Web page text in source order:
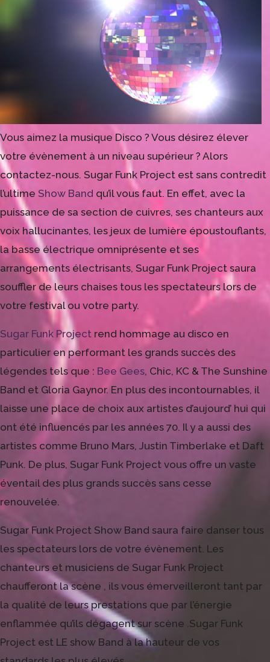
Vous aimez la musique Disco ? Vous désirez élever
votre évènement à un niveau supérieur ? Alors
contactez-nous. Sugar Funk Project est sans contredit
l’ultime Show Band qu’il vous faut. En effet, avec la
puissance de sa section de cuivres, ses chanteurs aux
voix hallucinantes, les jeux de lumière époustouflants,
la basse électrique omniprésente et ses
arrangements électrisants, Sugar Funk Project saura
souffler de leurs chaises tous les spectateurs lors de
votre festival ou votre party.
Sugar Funk Project rend hommage au disco en
particulier en performant les grands succès des
légendes tels que : Bee Gees, Chic, KC & The Sunshine
Band et Gloria Gaynor. En plus des incontournables, il
laisse une place de choix aux artistes d’aujourd’ hui qui
ont été influencés par les années 70. Il y a aussi des
artistes comme Bruno Mars, Justin Timberlake et Daft
Punk. De plus, Sugar Funk Project vous offre un vaste
éventail des plus grands succès sans cesse
renouvelée.
Sugar Funk Project Show Band saura faire danser tous
les spectateurs lors de votre évènement. Les
chanteurs et musiciens de Sugar Funk Project
chaufferont la scène , ils vous émerveilleront tant par
la qualité de leurs prestations que par l’énergie
enflammée qu’ils dégagent sur scène .Sugar Funk
Project est LE show Band à la hauteur de vos